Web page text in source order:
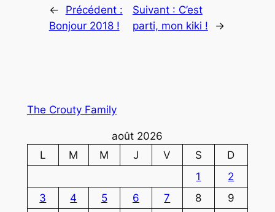
←
Précédent :
Bonjour 2018 !
Suivant : C’est
parti, mon kiki !
→
The Crouty Family
août 2026
L
M M J V S
D
1
2
3
4 5 6 7 8
9